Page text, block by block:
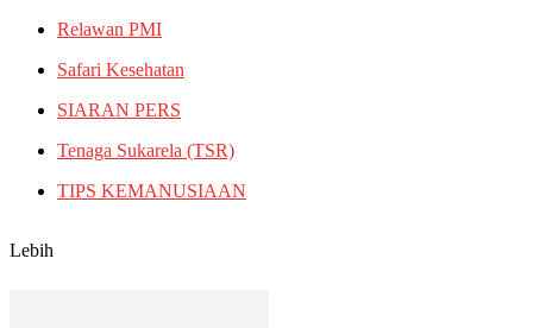
Relawan PMI
Safari Kesehatan
SIARAN PERS
Tenaga Sukarela (TSR)
TIPS KEMANUSIAAN
Lebih